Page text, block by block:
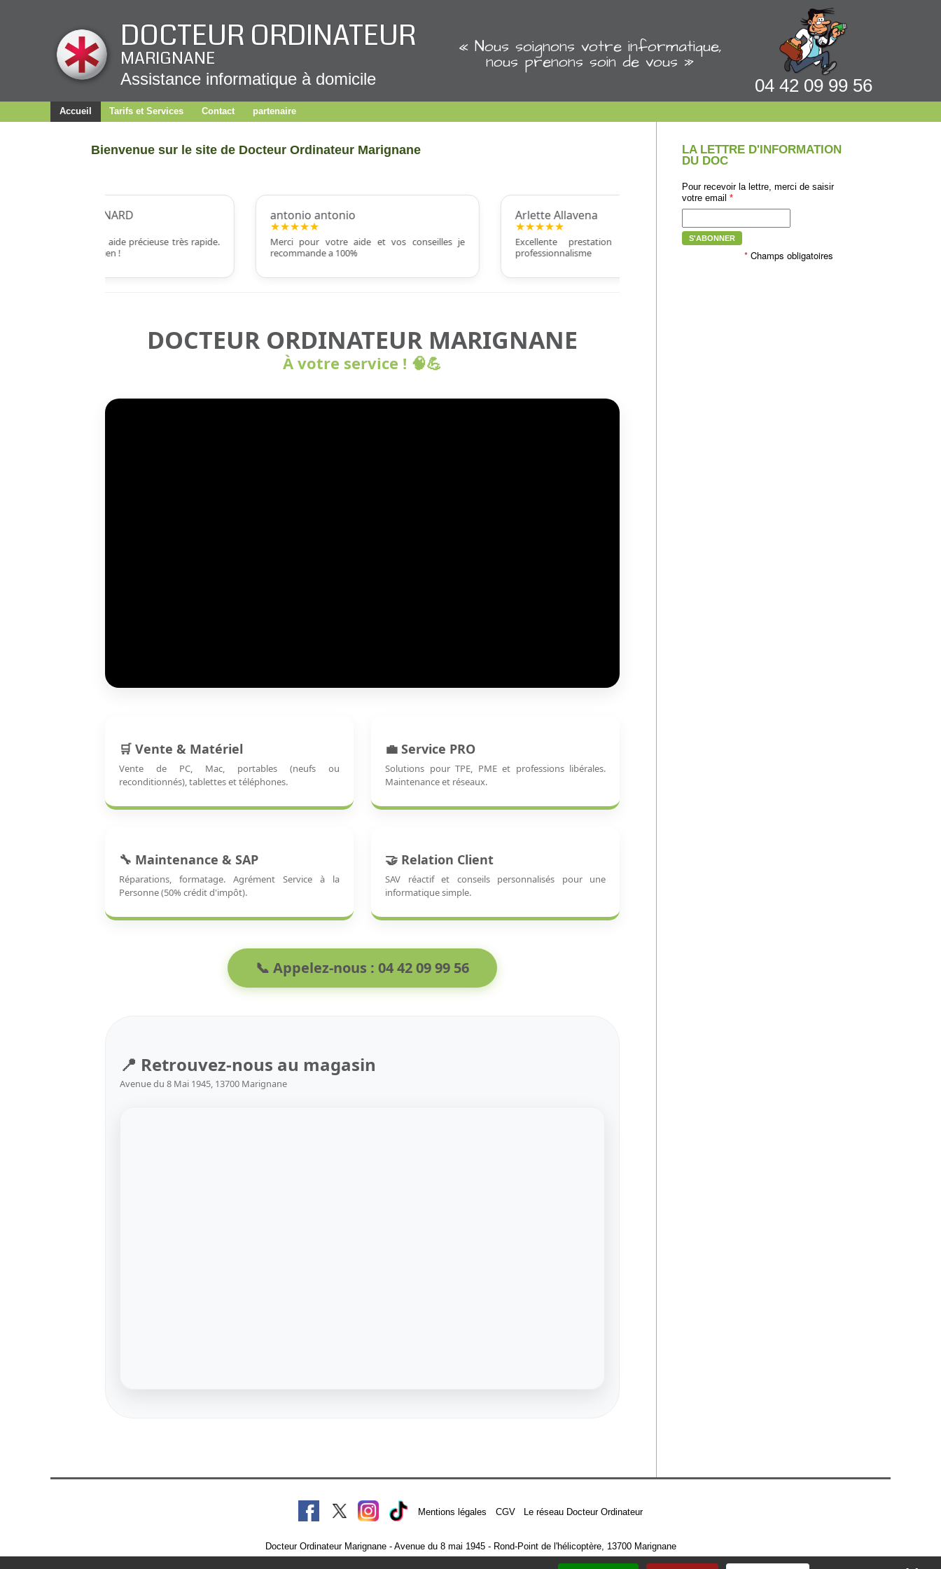
DOCTEUR ORDINATEUR
MARIGNANE
Assistance informatique à domicile
« Nous soignons votre informatique,
nous prenons soin de vous »
04 42 09 99 56
Accueil Tarifs et Services Contact partenaire
Bienvenue sur le site de Docteur Ordinateur Marignane
Catherine MEYNARD
Très bon conseil et aide précieuse très rapide.
Je recommande Julien !
antonio antonio
★★★★★
Merci pour votre aide et vos conseilles je
recommande a 100%
Arlette Allavena
★★★★★
Excellente prestation merci pour votre
professionnalisme
★★★★★
julien très sympathique sérieux
DOCTEUR ORDINATEUR MARIGNANE
À votre service ! 🧠💪
🛒 Vente & Matériel
Vente de PC, Mac, portables (neufs ou
reconditionnés), tablettes et téléphones.
💼 Service PRO
Solutions pour TPE, PME et professions libérales.
Maintenance et réseaux.
🔧 Maintenance & SAP
Réparations, formatage. Agrément Service à la
Personne (50% crédit d'impôt).
🤝 Relation Client
SAV réactif et conseils personnalisés pour une
informatique simple.
📞 Appelez-nous : 04 42 09 99 56
📍 Retrouvez-nous au magasin
Avenue du 8 Mai 1945, 13700 Marignane
LA LETTRE D'INFORMATION
DU DOC
Pour recevoir la lettre, merci de saisir
votre email *
S'ABONNER
* Champs obligatoires
Mentions légales CGV Le réseau Docteur Ordinateur
Docteur Ordinateur Marignane - Avenue du 8 mai 1945 - Rond-Point de l'hélicoptère, 13700 Marignane